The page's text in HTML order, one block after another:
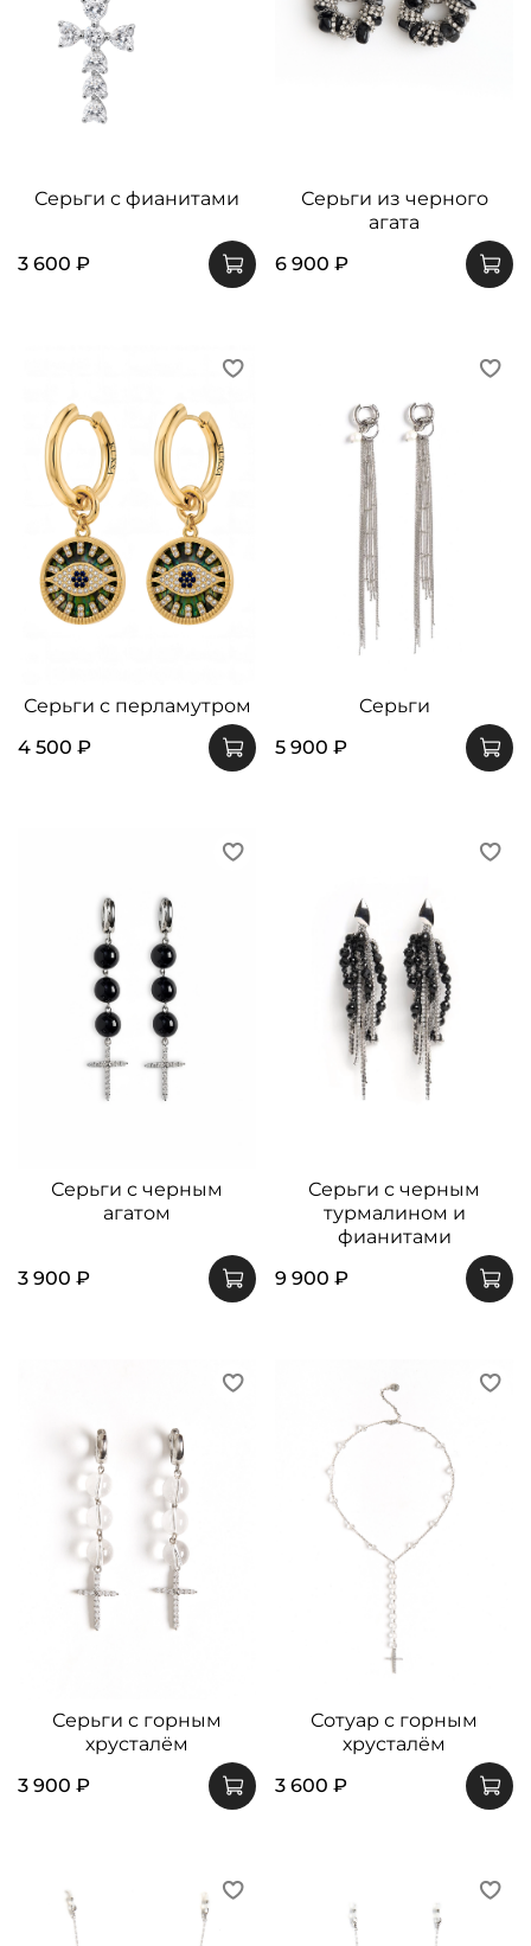
Серьги с фианитами
3 600 ₽
Серьги из черного
агата
6 900 ₽
Серьги с перламутром
4 500 ₽
Cерьги
5 900 ₽
Серьги с черным
агатом
3 900 ₽
Серьги с черным
турмалином и
фианитами
9 900 ₽
Серьги с горным
хрусталём
3 900 ₽
Сотуар с горным
хрусталём
3 600 ₽